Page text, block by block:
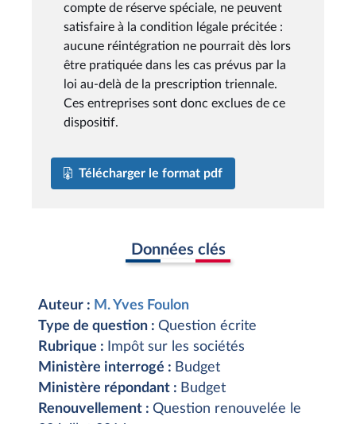
compte de réserve spéciale, ne peuvent
satisfaire à la condition légale précitée :
aucune réintégration ne pourrait dès lors
être pratiquée dans les cas prévus par la
loi au-delà de la prescription triennale.
Ces entreprises sont donc exclues de ce
dispositif.
Télécharger le format pdf
Données clés
Auteur : M. Yves Foulon
Type de question : Question écrite
Rubrique :
Impôt sur les sociétés
Ministère interrogé : Budget
Ministère répondant : Budget
Renouvellement : Question renouvelée le